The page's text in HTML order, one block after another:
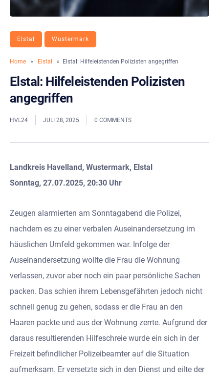
Elstal Wustermark
Home » Elstal » Elstal: Hilfeleistenden Polizisten angegriffen
Elstal: Hilfeleistenden Polizisten
angegriffen
HVL24 JULI 28, 2025 0 COMMENTS
Landkreis Havelland, Wustermark, Elstal
Sonntag, 27.07.2025, 20:30 Uhr
Zeugen alarmierten am Sonntagabend die Polizei,
nachdem es zu einer verbalen Auseinandersetzung im
häuslichen Umfeld gekommen war. Infolge der
Auseinandersetzung wollte die Frau die Wohnung
verlassen, zuvor aber noch ein paar persönliche Sachen
packen. Das schien ihrem Lebensgefährten jedoch nicht
schnell genug zu gehen, sodass er die Frau an den
Haaren packte und aus der Wohnung zerrte. Aufgrund der
daraus resultierenden Hilfeschreie wurde ein sich in der
Freizeit befindlicher Polizeibeamter auf die Situation
aufmerksam. Er versetzte sich in den Dienst und eilte der